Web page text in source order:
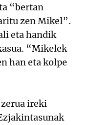
“bertan
zen Mikel”.
eta handik
“Mikelek
han eta kolpe
ireki